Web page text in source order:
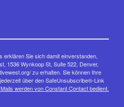
erklären Sie sich damit einverstanden,
1536 Wynkoop St, Suite 522, Denver,
zu erhalten. Sie können Ihre
über den SafeUnsubscribe®-Link
werden von Constant Contact bedient.